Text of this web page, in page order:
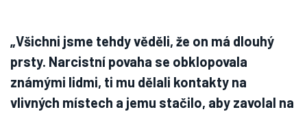
„Všichni jsme tehdy věděli, že on má dlouhý
prsty. Narcistní povaha se obklopovala
známými lidmi, ti mu dělali kontakty na
vlivných místech a jemu stačilo, aby zavolal na